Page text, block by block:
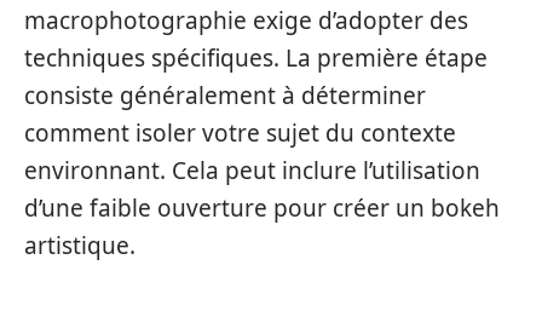
macrophotographie exige d’adopter des
techniques spécifiques. La première étape
consiste généralement à déterminer
comment isoler votre sujet du contexte
environnant. Cela peut inclure l’utilisation
d’une faible ouverture pour créer un bokeh
artistique.